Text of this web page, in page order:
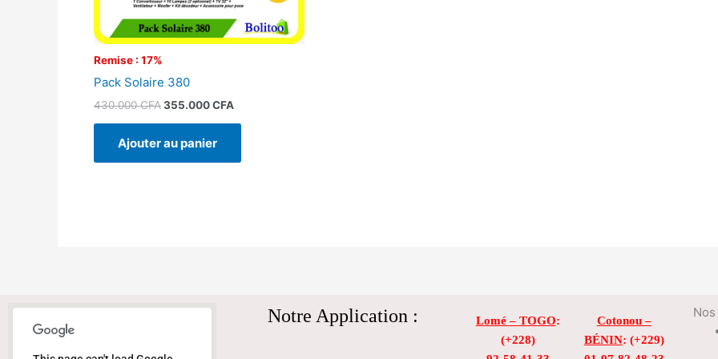
Remise : 17%
Pack Solaire 380
430.000CFA355.000CFA
Ajouter au panier
Notre Application : Lomé – TOGO:
(+228)
Cotonou –
BÉNIN: (+229)